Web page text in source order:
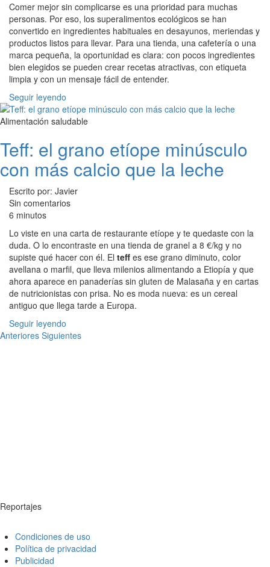
Comer mejor sin complicarse es una prioridad para muchas
personas. Por eso, los superalimentos ecológicos se han
convertido en ingredientes habituales en desayunos, meriendas y
productos listos para llevar. Para una tienda, una cafetería o una
marca pequeña, la oportunidad es clara: con pocos ingredientes
bien elegidos se pueden crear recetas atractivas, con etiqueta
limpia y con un mensaje fácil de entender.
Seguir leyendo
Alimentación saludable
Teff: el grano etíope minúsculo
con más calcio que la leche
Escrito por: Javier
Sin comentarios
6 minutos
Lo viste en una carta de restaurante etíope y te quedaste con la
duda. O lo encontraste en una tienda de granel a 8 €/kg y no
supiste qué hacer con él. El teff es ese grano diminuto, color
avellana o marfil, que lleva milenios alimentando a Etiopía y que
ahora aparece en panaderías sin gluten de Malasaña y en cartas
de nutricionistas con prisa. No es moda nueva: es un cereal
antiguo que llega tarde a Europa.
Seguir leyendo
Anteriores Siguientes
Reportajes
Condiciones de uso
Política de privacidad
Publicidad